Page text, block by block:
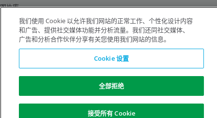
图片库
沪ICP备19019974号-2
版权所有©1996-2026 空气化工产品有限公司（ Air Products and Chemicals, Inc.）
保留所有权利。
我们使用 Cookie 以允许我们网站的正常工作、个性化设计内容
和广告、提供社交媒体功能并分析流量。我们还同社交媒体、
广告和分析合作伙伴分享有关您使用我们网站的信息。
Cookie 设置
全部拒绝
接受所有 Cookie